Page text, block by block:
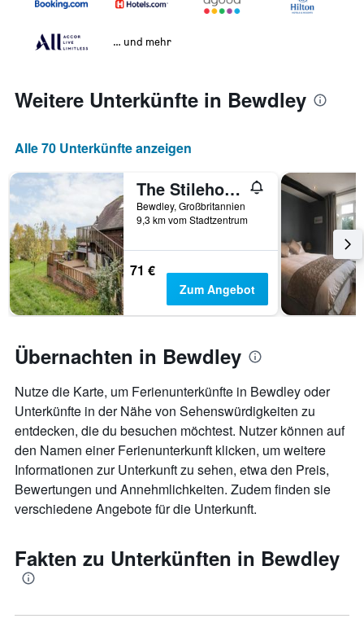
… und mehr
Weitere Unterkünfte in Bewdley
Alle 70 Unterkünfte anzeigen
The Stilehouse Apartment
Bewdley, Großbritannien
9,3 km vom Stadtzentrum
71 €
Zum Angebot
Übernachten in Bewdley
Nutze die Karte, um Ferienunterkünfte in Bewdley oder
Unterkünfte in der Nähe von Sehenswürdigkeiten zu
entdecken, die du besuchen möchtest. Nutzer können auf
den Namen einer Ferienunterkunft klicken, um weitere
Informationen zur Unterkunft zu sehen, etwa den Preis,
Bewertungen und Annehmlichkeiten. Zudem finden sie
verschiedene Angebote für die Unterkunft.
Fakten zu Unterkünften in Bewdley